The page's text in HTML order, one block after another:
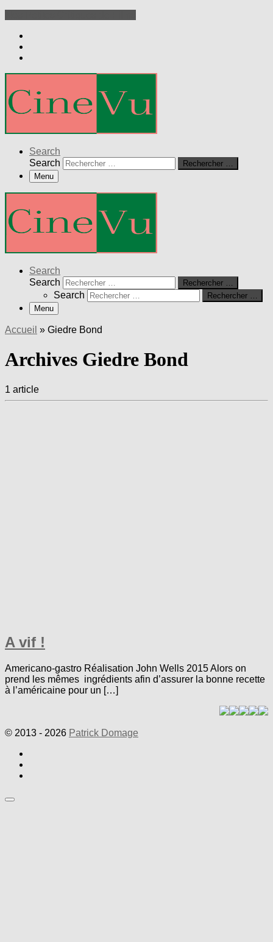
Search
Search
Rechercher …
Menu
Search
Search
Rechercher …
Search
Rechercher …
Menu
Accueil » Giedre Bond
Archives Giedre Bond
1 article
A vif !
Americano-gastro Réalisation John Wells 2015 Alors on
prend les mêmes ingrédients afin d’assurer la bonne recette
à l’américaine pour un […]
© 2013 - 2026 Patrick Domage